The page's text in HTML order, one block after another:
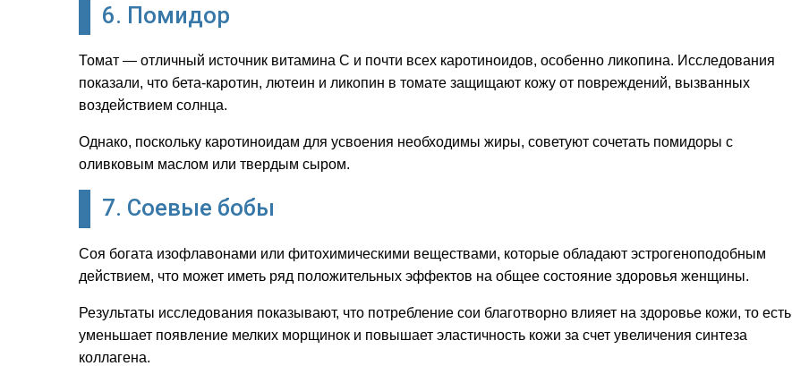
6. Помидор
Томат — отличный источник витамина С и почти всех каротиноидов, особенно ликопина. Исследования
показали, что бета-каротин, лютеин и ликопин в томате защищают кожу от повреждений, вызванных
воздействием солнца.
Однако, поскольку каротиноидам для усвоения необходимы жиры, советуют сочетать помидоры с
оливковым маслом или твердым сыром.
7. Соевые бобы
Соя богата изофлавонами или фитохимическими веществами, которые обладают эстрогеноподобным
действием, что может иметь ряд положительных эффектов на общее состояние здоровья женщины.
Результаты исследования показывают, что потребление сои благотворно влияет на здоровье кожи, то есть
уменьшает появление мелких морщинок и повышает эластичность кожи за счет увеличения синтеза
коллагена.